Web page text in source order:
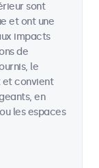
sont
et ont une
impacts
de
le
et convient
en
les espaces